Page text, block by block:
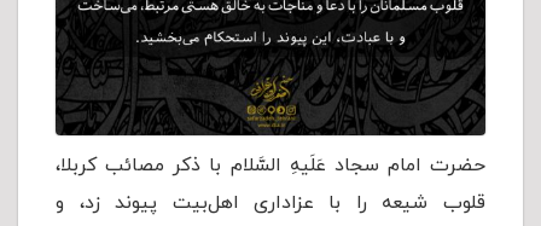
حضرت امام سجاد عَلَیهِ السَّلام با ذکر مصائب کربلا،
قلوب شیعه را با عزاداری اهل‌بیت پیوند زد، و